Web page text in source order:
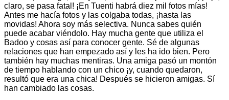
claro, se pasa fatal! ¡En Tuenti habrá diez mil fotos mías!
Antes me hacía fotos y las colgaba todas, ¡hasta las
movidas! Ahora soy más selectiva. Nunca sabes quién
puede acabar viéndolo. Hay mucha gente que utiliza el
Badoo y cosas así para conocer gente. Sé de algunas
relaciones que han empezado así y les ha ido bien. Pero
también hay muchas mentiras. Una amiga pasó un montón
de tiempo hablando con un chico ¡y, cuando quedaron,
resultó que era una chica! Después se hicieron amigas. Sí
han cambiado las cosas.